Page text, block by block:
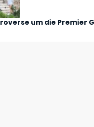
um die Premier